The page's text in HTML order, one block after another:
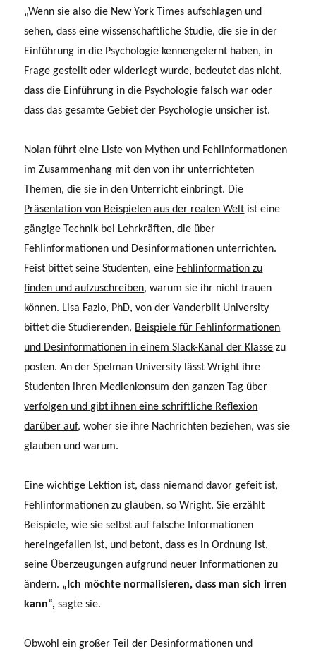
„Wenn sie also die New York Times aufschlagen und
sehen, dass eine wissenschaftliche Studie, die sie in der
Einführung in die Psychologie kennengelernt haben, in
Frage gestellt oder widerlegt wurde, bedeutet das nicht,
dass die Einführung in die Psychologie falsch war oder
dass das gesamte Gebiet der Psychologie unsicher ist.
Nolanführt eine Liste von Mythen und Fehlinformationen
im Zusammenhang mit den von ihr unterrichteten
Themen, die sie in den Unterricht einbringt. Die
Präsentation von Beispielen aus der realen Welt ist eine
gängige Technik bei Lehrkräften, die über
Fehlinformationen und Desinformationen unterrichten.
Feist bittet seine Studenten, eine Fehlinformation zu
finden und aufzuschreiben, warum sie ihr nicht trauen
können. Lisa Fazio, PhD, von der Vanderbilt University
bittet die Studierenden, Beispiele für Fehlinformationen
und Desinformationen in einem Slack-Kanal der Klasse zu
posten. An der Spelman University lässt Wright ihre
Studenten ihren Medienkonsum den ganzen Tag über
verfolgen und gibt ihnen eine schriftliche Reflexion
darüber auf, woher sie ihre Nachrichten beziehen, was sie
glauben und warum.
Eine wichtige Lektion ist, dass niemand davor gefeit ist,
Fehlinformationen zu glauben, so Wright. Sie erzählt
Beispiele, wie sie selbst auf falsche Informationen
hereingefallen ist, und betont, dass es in Ordnung ist,
seine Überzeugungen aufgrund neuer Informationen zu
ändern. „Ich möchte normalisieren, dass man sich irren
kann“, sagte sie.
Obwohl ein großer Teil der Desinformationen und